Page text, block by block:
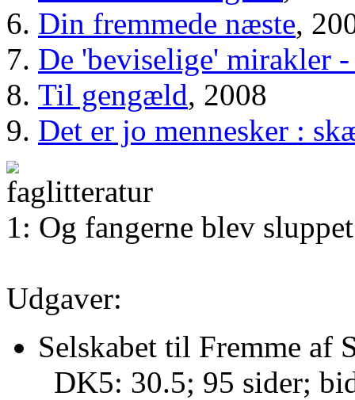
Din fremmede næste,
De 'beviselige' mirakler
Til gengæld, 2008
Det er jo mennesker :
1: Og fangerne blev
Udgaver:
Selskabet til Fremme af
DK5: 30.5; 95 sider;